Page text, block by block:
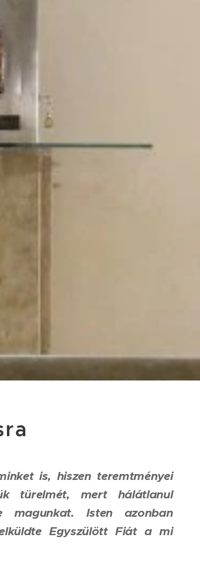
is, hiszen teremtményei
türelmét, mert hálátlanul
magunkat. Isten azonban
Egyszülött Fiát a mi